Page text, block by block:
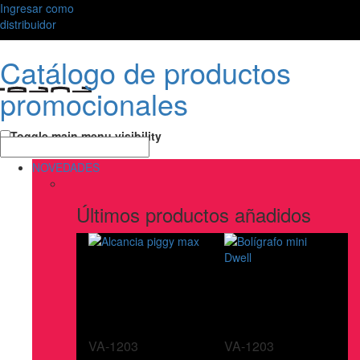
Ingresar como
distribuidor
Catálogo de productos
promocionales
Toggle main menu visibility
NOVEDADES
Últimos productos añadidos
VA-1203 VA-1203